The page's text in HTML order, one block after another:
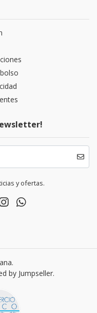
y ofertas.
by Jumpseller.